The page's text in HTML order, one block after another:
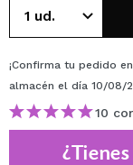
¡Confirma tu pedido en
almacén el día 10/08/
10